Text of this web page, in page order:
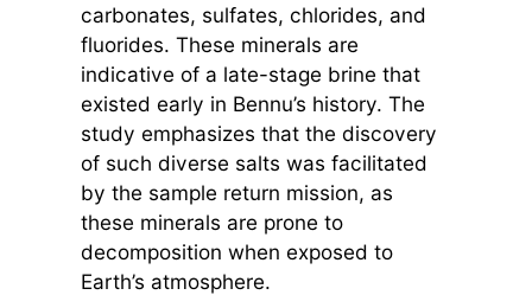
carbonates, sulfates, chlorides, and
fluorides. These minerals are
indicative of a late-stage brine that
existed early in Bennu’s history. The
study emphasizes that the discovery
of such diverse salts was facilitated
by the sample return mission, as
these minerals are prone to
decomposition when exposed to
Earth’s atmosphere.